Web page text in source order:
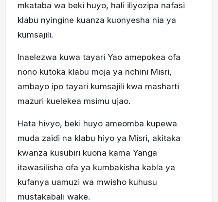
mkataba wa beki huyo, hali iliyozipa nafasi
klabu nyingine kuanza kuonyesha nia ya
kumsajili.
Inaelezwa kuwa tayari Yao amepokea ofa
nono kutoka klabu moja ya nchini Misri,
ambayo ipo tayari kumsajili kwa masharti
mazuri kuelekea msimu ujao.
Hata hivyo, beki huyo ameomba kupewa
muda zaidi na klabu hiyo ya Misri, akitaka
kwanza kusubiri kuona kama Yanga
itawasilisha ofa ya kumbakisha kabla ya
kufanya uamuzi wa mwisho kuhusu
mustakabali wake.